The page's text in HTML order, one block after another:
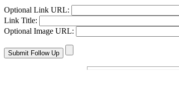
Optional Link URL:
Link Title:
Optional Image URL: